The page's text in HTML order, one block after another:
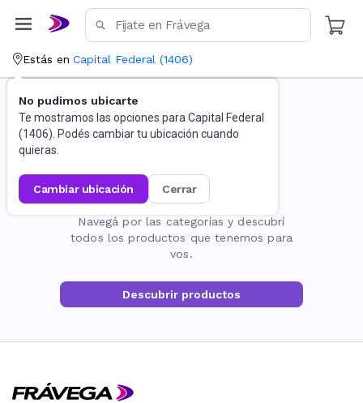
Estás en Capital Federal (1406)
No pudimos ubicarte
Te mostramos las opciones para Capital Federal
(1406). Podés cambiar tu ubicación cuando
quieras.
cambiar ubicación cerrar
La página no existe
Navegá por las categorías y descubrí
todos los productos que tenemos para
vos.
Descubrir productos